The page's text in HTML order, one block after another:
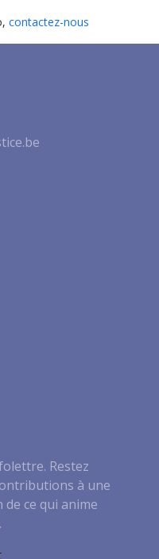
contactez-nous
Restez
à une
ce qui anime